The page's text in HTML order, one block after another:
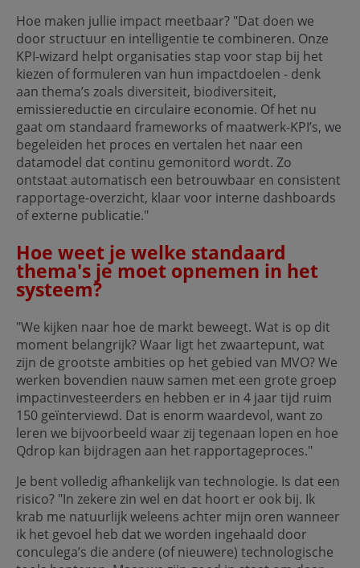
Hoe maken jullie impact meetbaar? "Dat doen we
door structuur en intelligentie te combineren. Onze
KPI-wizard helpt organisaties stap voor stap bij het
kiezen of formuleren van hun impactdoelen - denk
aan thema’s zoals diversiteit, biodiversiteit,
emissiereductie en circulaire economie. Of het nu
gaat om standaard frameworks of maatwerk-KPI’s, we
begeleiden het proces en vertalen het naar een
datamodel dat continu gemonitord wordt. Zo
ontstaat automatisch een betrouwbaar en consistent
rapportage-overzicht, klaar voor interne dashboards
of externe publicatie."
Hoe weet je welke standaard
thema's je moet opnemen in het
systeem?
"We kijken naar hoe de markt beweegt. Wat is op dit
moment belangrijk? Waar ligt het zwaartepunt, wat
zijn de grootste ambities op het gebied van MVO? We
werken bovendien nauw samen met een grote groep
impactinvesteerders en hebben er in 4 jaar tijd ruim
150 geïnterviewd. Dat is enorm waardevol, want zo
leren we bijvoorbeeld waar zij tegenaan lopen en hoe
Qdrop kan bijdragen aan het rapportageproces."
Je bent volledig afhankelijk van technologie. Is dat een
risico? "In zekere zin wel en dat hoort er ook bij. Ik
krab me natuurlijk weleens achter mijn oren wanneer
ik het gevoel heb dat we worden ingehaald door
conculega’s die andere (of nieuwere) technologische